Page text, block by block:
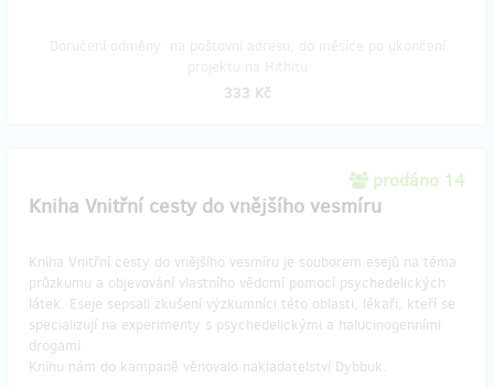
333 Kč
prodáno 14
Kniha Vnitřní cesty do vnějšího vesmíru
Kniha Vnitřní cesty do vnějšího vesmíru je souborem esejů na téma
průzkumu a objevování vlastního vědomí pomocí psychedelických
látek. Eseje sepsali zkušení výzkumníci této oblasti, lékaři, kteří se
specializují na experimenty s psychedelickými a halucinogenními
drogami.
Knihu nám do kampaně věnovalo nakladatelství Dybbuk.